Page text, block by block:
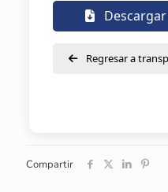
Regresar a
Compartir